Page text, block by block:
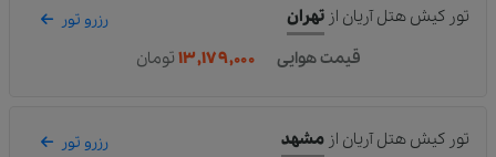
تور کیش هتل آریان از تهران رزرو تور
قیمت هوایی ۱۳,۱۷۹,۰۰۰ تومان
تور کیش هتل آریان از مشهد رزرو تور